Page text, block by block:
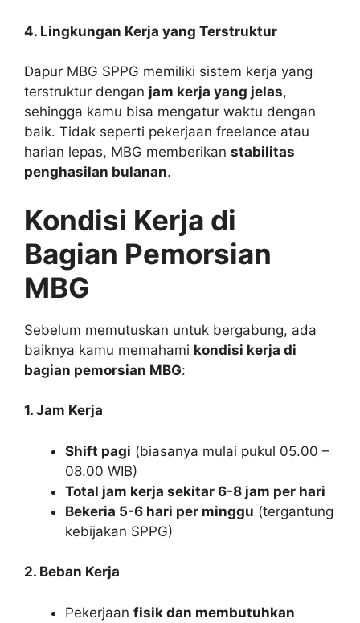
4. Lingkungan Kerja yang Terstruktur
Dapur MBG SPPG memiliki sistem kerja yang
terstruktur dengan jam kerja yang jelas,
sehingga kamu bisa mengatur waktu dengan
baik. Tidak seperti pekerjaan freelance atau
harian lepas, MBG memberikan stabilitas
penghasilan bulanan.
Kondisi Kerja di
Bagian Pemorsian
MBG
Sebelum memutuskan untuk bergabung, ada
baiknya kamu memahami kondisi kerja di
bagian pemorsian MBG:
1. Jam Kerja
Shift pagi (biasanya mulai pukul 05.00 –
08.00 WIB)
Total jam kerja sekitar 6-8 jam per hari
Bekeria 5-6 hari per minggu (tergantung
kebijakan SPPG)
2. Beban Kerja
Pekerjaan fisik dan membutuhkan